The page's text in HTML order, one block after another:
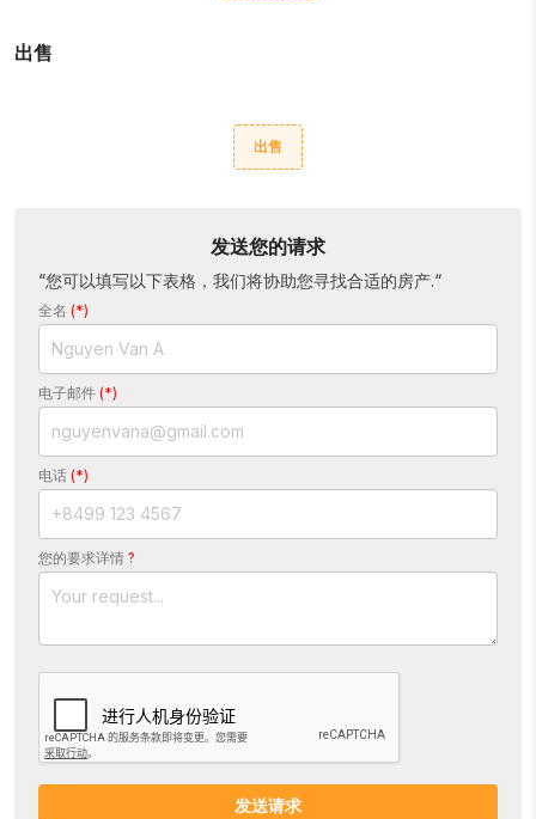
出售
出售
发送您的请求
“您可以填写以下表格，我们将协助您寻找合适的房产.“
全名 (*)
电子邮件 (*)
电话 (*)
您的要求详情 ?
发送请求